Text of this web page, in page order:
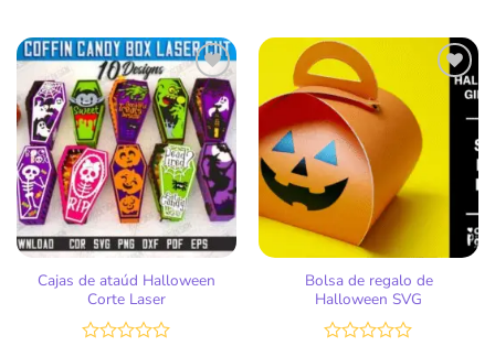
de
5
de
5
Añadir
a la
lista
de
deseos
Cajas de ataúd Halloween
Corte Laser
Añadir
Bolsa de regalo de
Halloween SVG